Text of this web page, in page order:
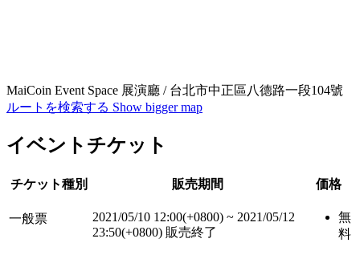
MaiCoin Event Space 展演廳 / 台北市中正區八德路一段104號
ルートを検索する Show bigger map
イベントチケット
チケット種別 販売期間 価格
一般票 2021/05/10 12:00(+0800) ~ 2021/05/12
23:50(+0800) 販売終了
無
料